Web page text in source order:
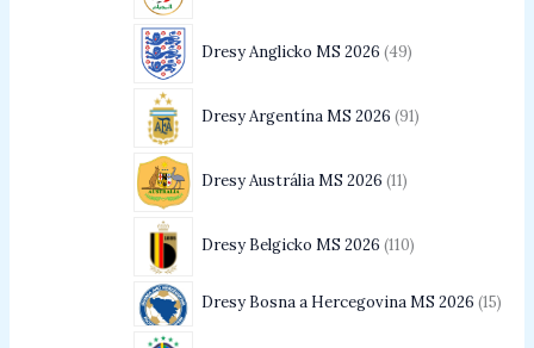
Dresy Anglicko MS 2026 49
Dresy Argentína MS 2026 91
Dresy Austrália MS 2026 11
Dresy Belgicko MS 2026 110
Dresy Bosna a Hercegovina MS 2026 15